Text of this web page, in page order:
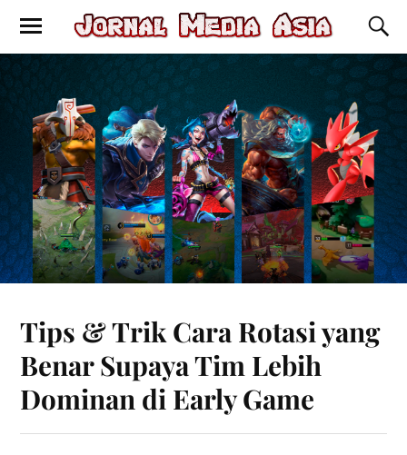
Tips & Trik Cara Rotasi yang
Benar Supaya Tim Lebih
Dominan di Early Game